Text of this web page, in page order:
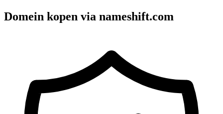
Domein kopen via nameshift.com